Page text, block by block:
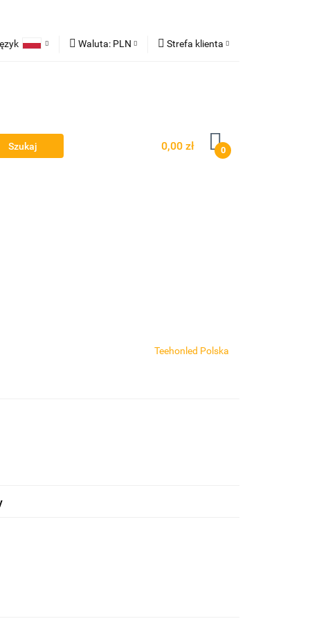
Waluta: PLN Strefa klienta
0,00 zł 0
robocze
Teehonled Polska